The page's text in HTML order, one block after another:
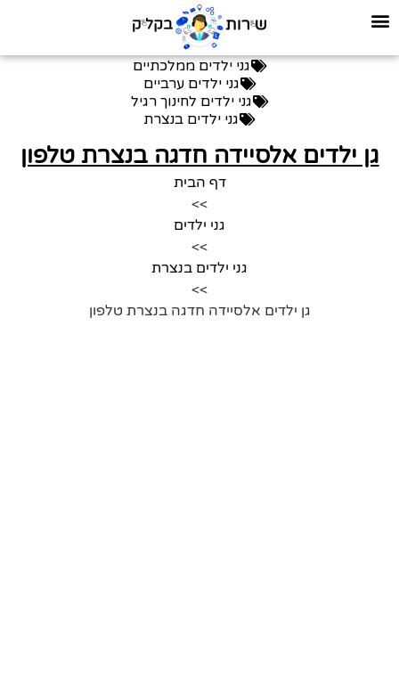
גני ילדים ממלכתיים
גני ילדים ערביים
גני ילדים לחינוך רגיל
גני ילדים בנצרת
גן ילדים אלסיידה חדגה בנצרת טלפון
דף הבית
>>
גני ילדים
>>
גני ילדים בנצרת
>>
גן ילדים אלסיידה חדגה בנצרת טלפון